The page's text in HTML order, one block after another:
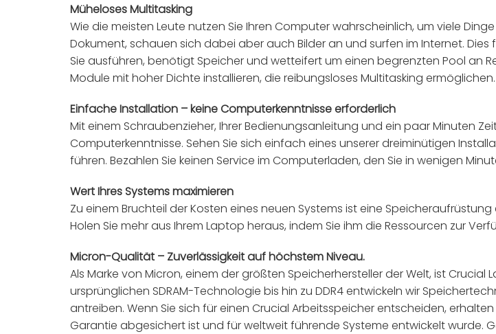
Müheloses Multitasking
Wie die meisten Leute nutzen Sie Ihren Computer wahrscheinlich, um viele
Dokument, schauen sich dabei aber auch Bilder an und surfen im Internet.
Sie ausführen, benötigt Speicher und wetteifert um einen begrenzten Pool an
Module mit hoher Dichte installieren, die reibungsloses Multitasking ermöglichen.
Einfache Installation – keine Computerkenntnisse erforderlich
Mit einem Schraubenzieher, Ihrer Bedienungsanleitung und ein paar Minuten
Computerkenntnisse. Sehen Sie sich einfach eines unserer dreiminütigen
führen. Bezahlen Sie keinen Service im Computerladen, den Sie in wenigen
Wert Ihres Systems maximieren
Zu einem Bruchteil der Kosten eines neuen Systems ist eine
Holen Sie mehr aus Ihrem Laptop heraus, indem Sie ihm die Ressourcen zur
Micron-Qualität – Zuverlässigkeit auf höchstem Niveau.
Als Marke von Micron, einem der größten Speicherhersteller der Welt, ist
ursprünglichen SDRAM-Technologie bis hin zu DDR4 entwickeln wir
antreiben. Wenn Sie sich für einen Crucial Arbeitsspeicher entscheiden,
Garantie abgesichert ist und für weltweit führende Systeme entwickelt wurde.